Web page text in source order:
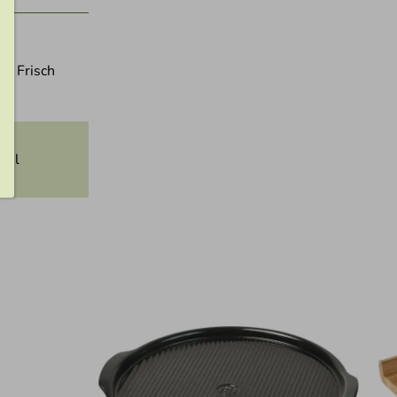
Frisch